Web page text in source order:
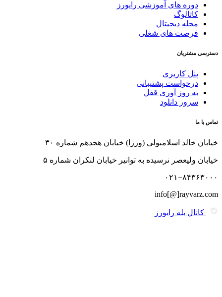
دوره های آموزشی رایورز
کاتالوگ
مجله دیجیتال
فرصت های شغلی
دسترسی مشتریان
پنل کاربری
درخواست پشتیبانی
به روز آوری قفل
سرور دانلود
تماس با ما
خیابان خالد اسلامبولی (وزرا) خیابان هجدهم شماره ۳۰
خیابان ولیعصر نرسیده به توانیر خیابان لنکران شماره ۵
۰۲۱−۸۴۳۶۳۰۰۰
info[@]rayvarz.com
کانال بله رایورز